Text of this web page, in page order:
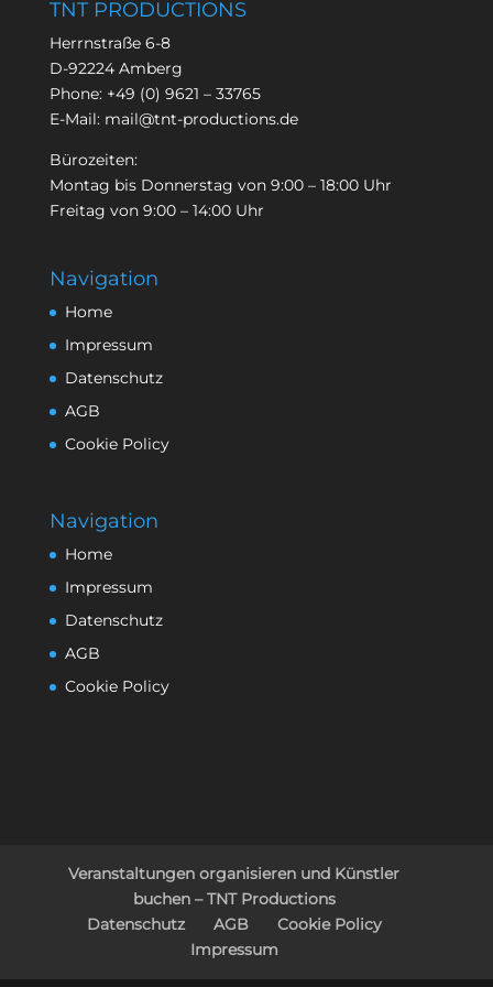
TNT PRODUCTIONS
Herrnstraße 6-8
D-92224 Amberg
Phone: +49 (0) 9621 – 33765
E-Mail: mail@tnt-productions.de
Bürozeiten:
Montag bis Donnerstag von 9:00 – 18:00 Uhr
Freitag von 9:00 – 14:00 Uhr
Navigation
Home
Impressum
Datenschutz
AGB
Cookie Policy
Navigation
Home
Impressum
Datenschutz
AGB
Cookie Policy
Veranstaltungen organisieren und Künstler
buchen – TNT Productions
Datenschutz
AGB
Cookie Policy
Impressum